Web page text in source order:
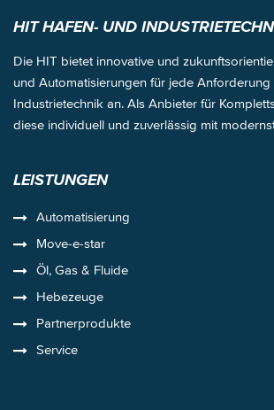
HIT HAFEN- UND
Die HIT bietet innovative und
und Automatisierungen für jede
Industrietechnik an. Als Anbieter für
diese individuell und zuverlässig mit
LEISTUNGEN
Automatisierung
Move-e-star
Öl, Gas & Fluide
Hebezeuge
Partnerprodukte
Service